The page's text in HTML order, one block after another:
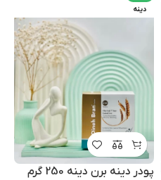
دینه
پودر دینه برن دینه 250 گرم